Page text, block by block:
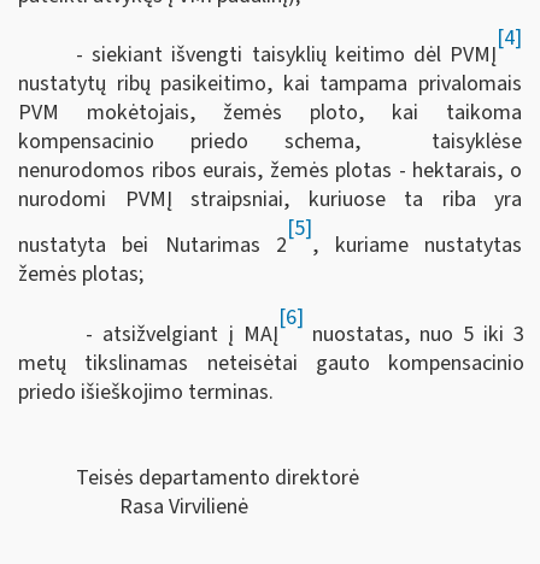
- siekiant išvengti taisyklių keitimo dėl PVMĮ
[4]
nustatytų ribų pasikeitimo, kai tampama privalomais
PVM mokėtojais, žemės ploto, kai taikoma
kompensacinio priedo schema, taisyklėse
nenurodomos ribos eurais, žemės plotas - hektarais, o
nurodomi PVMĮ straipsniai, kuriuose ta riba yra
nustatyta bei Nutarimas 2
[5]
, kuriame nustatytas
žemės plotas;
- atsižvelgiant į MAĮ
[6]
nuostatas, nuo 5 iki 3
metų tikslinamas neteisėtai gauto kompensacinio
priedo išieškojimo terminas.
Teisės departamento direktorė
Rasa Virvilienė